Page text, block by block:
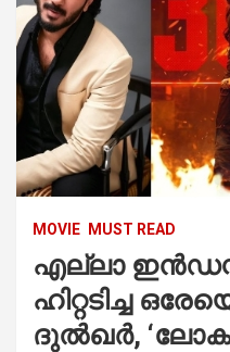
MOVIE MUST READ
എല്ലാ
ഹിറ്റടിച്ച
ദുൽഖർ,